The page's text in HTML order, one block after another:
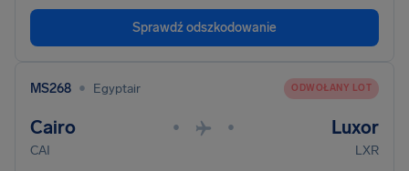
Sprawdź odszkodowanie
MS268 • Egyptair ODWOŁANY LOT
Cairo • • Luxor
CAI LXR